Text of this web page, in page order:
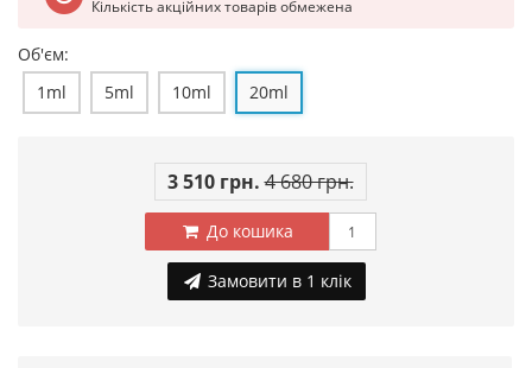
Кількість акційних товарів обмежена
Об'єм:
1ml
5ml 10ml 20ml
3 510 грн. 4 680 грн.
До кошика
Замовити в 1 клік